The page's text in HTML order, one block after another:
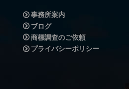
事務所案内
ブログ
商標調査のご依頼
プライバシーポリシー